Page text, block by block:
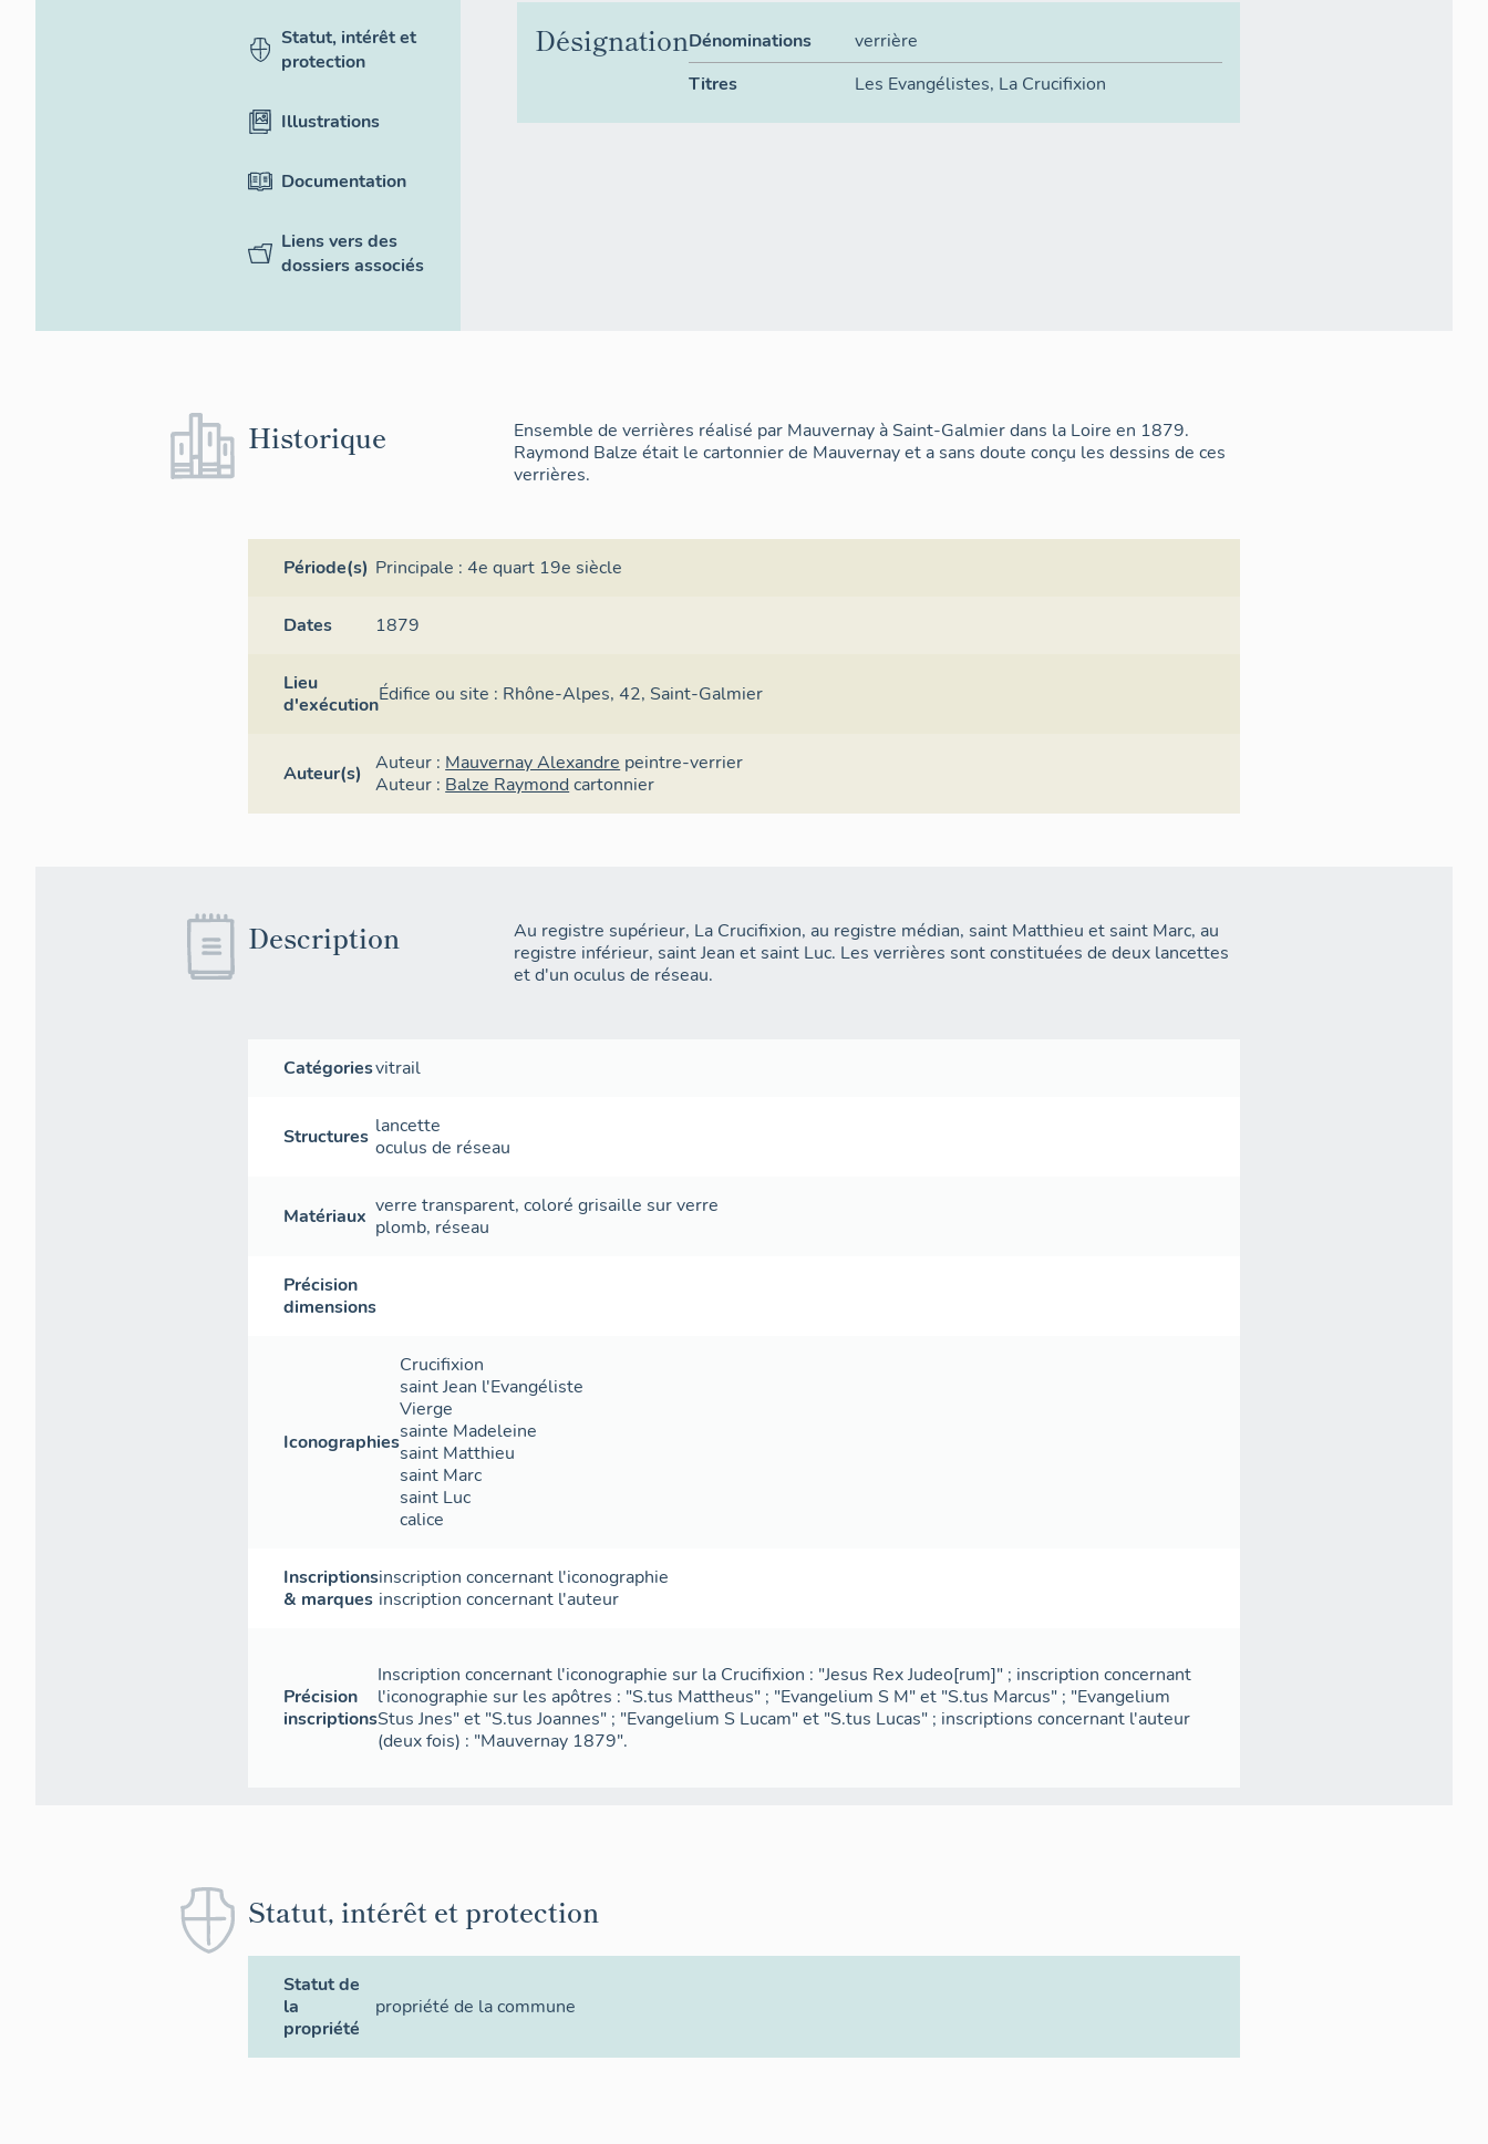
Statut, intérêt et
protection
Illustrations
Documentation
Liens vers des
dossiers associés
DésignationDénominations
verrière
Titres
Les Evangélistes, La Crucifixion
Historique
Ensemble de verrières réalisé par Mauvernay à Saint-Galmier dans la Loire en 1879.
Raymond Balze était le cartonnier de Mauvernay et a sans doute conçu les dessins de ces
verrières.
Période(s) Principale :4e quart 19e siècle
Dates 1879
Lieu
d'exécutionÉdifice ou site : Rhône-Alpes, 42, Saint-Galmier
Auteur(s) Auteur : Mauvernay Alexandre peintre-verrier
Auteur : Balze Raymond cartonnier
Description
Au registre supérieur, La Crucifixion, au registre médian, saint Matthieu et saint Marc, au
registre inférieur, saint Jean et saint Luc. Les verrières sont constituées de deux lancettes
et d'un oculus de réseau.
Catégoriesvitrail
Structures lancette
oculus de réseau
Matériaux verre transparent,coloré grisaille sur verre
plomb, réseau
Précision
dimensions
Iconographies
Crucifixion
saint Jean l'Evangéliste
Vierge
sainte Madeleine
saint Matthieu
saint Marc
saint Luc
calice
Inscriptions
& marques
inscription concernant l'iconographie
inscription concernant l'auteur
Précision
inscriptions
Inscription concernant l'iconographie sur la Crucifixion : "Jesus Rex Judeo[rum]" ; inscription concernant
l'iconographie sur les apôtres : "S.tus Mattheus" ; "Evangelium S M" et "S.tus Marcus" ; "Evangelium
Stus Jnes" et "S.tus Joannes" ; "Evangelium S Lucam" et "S.tus Lucas" ; inscriptions concernant l'auteur
(deux fois) : "Mauvernay 1879".
Statut, intérêt et protection
Statut de
la
propriété
propriété de la commune